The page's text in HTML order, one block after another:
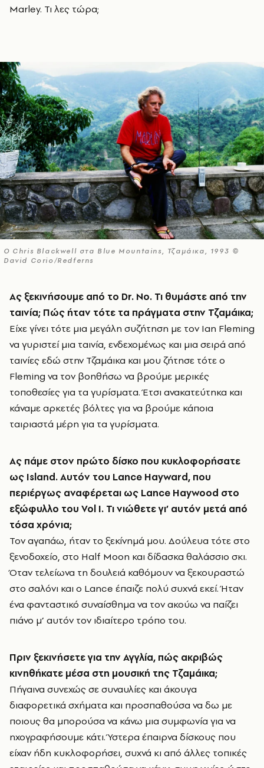
Marley. Τι λες τώρα;
O Chris Blackwell στα Blue Mountains, Τζαμάικα, 1993 ©
David Corio/Redferns
Ας ξεκινήσουμε από το Dr. No. Τι θυμάστε από την
ταινία; Πώς ήταν τότε τα πράγματα στην Τζαμάικα;
Είχε γίνει τότε μια μεγάλη συζήτηση με τον Ian Fleming
να γυριστεί μια ταινία, ενδεχομένως και μια σειρά από
ταινίες εδώ στην Τζαμάικα και μου ζήτησε τότε ο
Fleming να τον βοηθήσω να βρούμε μερικές
τοποθεσίες για τα γυρίσματα. Έτσι ανακατεύτηκα και
κάναμε αρκετές βόλτες για να βρούμε κάποια
ταιριαστά μέρη για τα γυρίσματα.
Ας πάμε στον πρώτο δίσκο που κυκλοφορήσατε
ως Island. Αυτόν του Lance Hayward, που
περιέργως αναφέρεται ως Lance Haywood στο
εξώφυλλο του Vol I. Τι νιώθετε γι’ αυτόν μετά από
τόσα χρόνια;
Τον αγαπάω, ήταν το ξεκίνημά μου. Δούλευα τότε στο
ξενοδοχείο, στο Half Moon και δίδασκα θαλάσσιο σκι.
Όταν τελείωνα τη δουλειά καθόμουν να ξεκουραστώ
στο σαλόνι και ο Lance έπαιζε πολύ συχνά εκεί. Ήταν
ένα φανταστικό συναίσθημα να τον ακούω να παίζει
πιάνο μ’ αυτόν τον ιδιαίτερο τρόπο του.
Πριν ξεκινήσετε για την Αγγλία, πώς ακριβώς
κινηθήκατε μέσα στη μουσική της Τζαμάικα;
Πήγαινα συνεχώς σε συναυλίες και άκουγα
διαφορετικά σχήματα και προσπαθούσα να δω με
ποιους θα μπορούσα να κάνω μια συμφωνία για να
ηχογραφήσουμε κάτι. Ύστερα έπαιρνα δίσκους που
είχαν ήδη κυκλοφορήσει, συχνά κι από άλλες τοπικές